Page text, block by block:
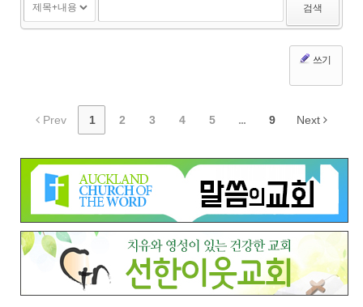
검색
쓰기
Prev 1 2 3 4 5 ... 9 Next